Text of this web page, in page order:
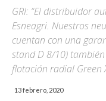
GRI: “El distribuidor
Esneagri. Nuestros
cuentan con una
stand D 8/10)
flotación radial Green
13 febrero, 2020